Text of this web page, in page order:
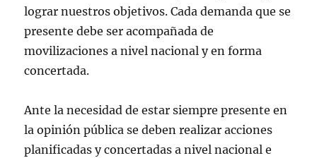
lograr nuestros objetivos. Cada demanda que se
presente debe ser acompañada de
movilizaciones a nivel nacional y en forma
concertada.
Ante la necesidad de estar siempre presente en
la opinión pública se deben realizar acciones
planificadas y concertadas a nivel nacional e